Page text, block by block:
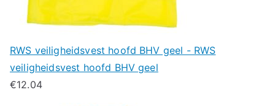
RWS veiligheidsvest hoofd BHV geel - RWS
veiligheidsvest hoofd BHV geel
€12.04